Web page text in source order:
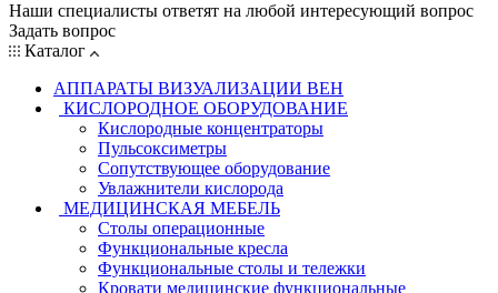
Наши специалисты ответят на любой интересующий вопрос
Задать вопрос
Каталог
АППАРАТЫ ВИЗУАЛИЗАЦИИ ВЕН
КИСЛОРОДНОЕ ОБОРУДОВАНИЕ
Кислородные концентраторы
Пульсоксиметры
Сопутствующее оборудование
Увлажнители кислорода
МЕДИЦИНСКАЯ МЕБЕЛЬ
Столы операционные
Функциональные кресла
Функциональные столы и тележки
Кровати медицинские функциональные